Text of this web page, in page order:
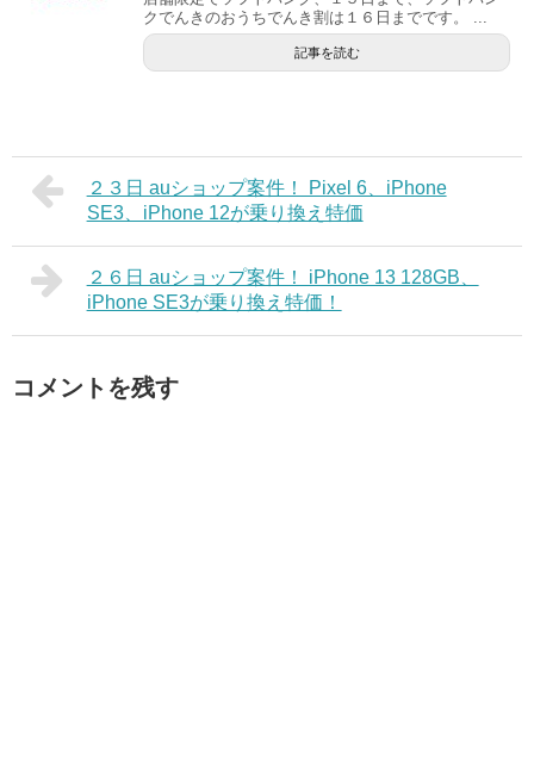
クでんきのおうちでんき割は１６日までです。 ...
記事を読む
２３日 auショップ案件！ Pixel 6、iPhone
SE3、iPhone 12が乗り換え特価
２６日 auショップ案件！ iPhone 13 128GB、
iPhone SE3が乗り換え特価！
コメントを残す